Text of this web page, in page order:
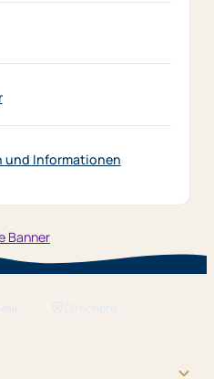
und Informationen
Banner